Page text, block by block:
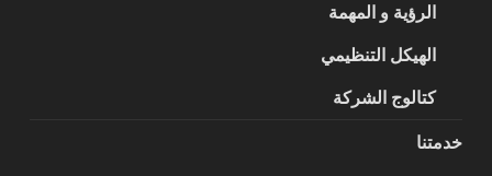
الرؤية و المهمة
الهيكل التنظيمي
كتالوج الشركة
خدمتنا